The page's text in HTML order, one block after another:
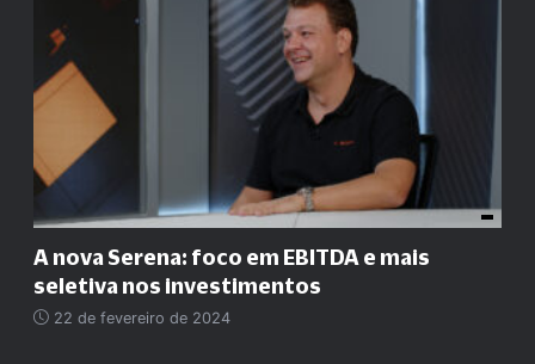
A nova Serena: foco em EBITDA e mais
seletiva nos investimentos
22 de fevereiro de 2024